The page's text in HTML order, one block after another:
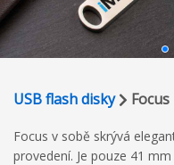
USB flash disky Focus
Focus v sobě skrývá
provedení. Je pouze 41